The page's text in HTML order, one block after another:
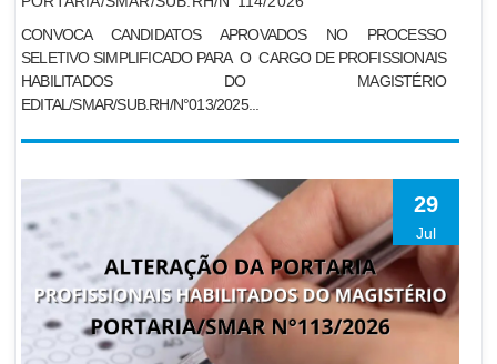
CONVOCA CANDIDATOS APROVADOS NO PROCESSO
SELETIVO SIMPLIFICADO PARA O CARGO DE PROFISSIONAIS
HABILITADOS DO MAGISTÉRIO
EDITAL/SMAR/SUB.RH/N°013/2025...
29
Jul